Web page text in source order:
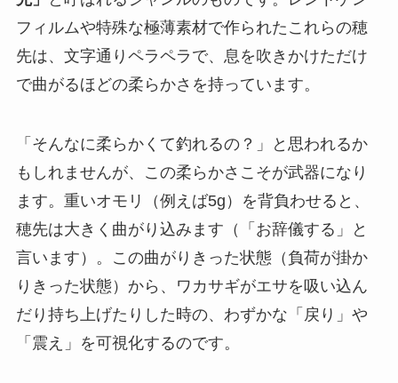
フィルムや特殊な極薄素材で作られたこれらの穂
先は、文字通りペラペラで、息を吹きかけただけ
で曲がるほどの柔らかさを持っています。
「そんなに柔らかくて釣れるの？」と思われるか
もしれませんが、この柔らかさこそが武器になり
ます。重いオモリ（例えば5g）を背負わせると、
穂先は大きく曲がり込みます（「お辞儀する」と
言います）。この曲がりきった状態（負荷が掛か
りきった状態）から、ワカサギがエサを吸い込ん
だり持ち上げたりした時の、わずかな「戻り」や
「震え」を可視化するのです。